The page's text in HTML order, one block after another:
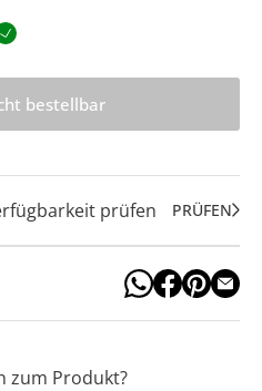
bestellbar
prüfen PRÜFEN
zum Produkt?